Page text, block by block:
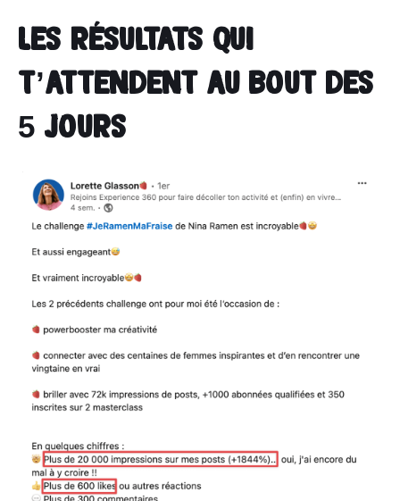
Les résultats qui
t’attendent au bout des
5 jours